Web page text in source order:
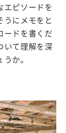
エピソードを
うにメモをと
ードを書くだ
いて理解を深
か。